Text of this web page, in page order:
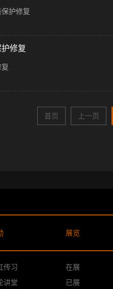
护修复
修复
首页 上一页
展览
传习
讲堂
在展
已展